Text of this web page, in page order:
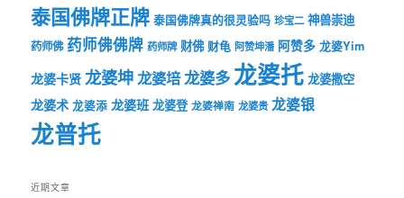
泰国佛牌正牌 泰国佛牌真的很灵验吗 珍宝二 神兽崇迪
药师佛 药师佛佛牌 药师牌 财佛 财龟 阿赞坤潘 阿赞多 龙婆Yim
龙婆卡贤 龙婆坤龙婆培 龙婆多龙婆托 龙婆撒空
龙婆术 龙婆添 龙婆班 龙婆登 龙婆禅南 龙婆贵 龙婆银
龙普托
近期文章